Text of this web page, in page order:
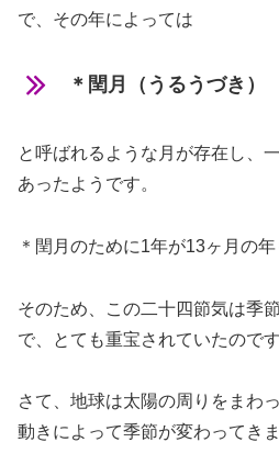
で、その年によっては
＊閏月（うるうづき）
と呼ばれるような月が存在し、
あったようです。
＊閏月のために1年が13ヶ月の年
そのため、この二十四節気は季
で、とても重宝されていたのです
さて、地球は太陽の周りをまわ
動きによって季節が変わってきま